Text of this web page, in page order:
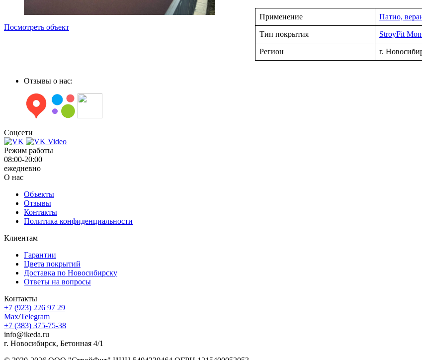
Посмотреть объект
Применение Патио,
Тип покрытия StroyFit
Регион г.
Отзывы о нас:
Соцсети
Режим работы
08:00-20:00
ежедневно
О нас
Объекты
Отзывы
Контакты
Политика конфиденциальности
Клиентам
Гарантии
Цвета покрытий
Доставка по Новосибирску
Ответы на вопросы
Контакты
+7 (923) 226 97 29
Max/Telegram
+7 (383) 375-75-38
info@ikeda.ru
г. Новосибирск, Бетонная 4/1